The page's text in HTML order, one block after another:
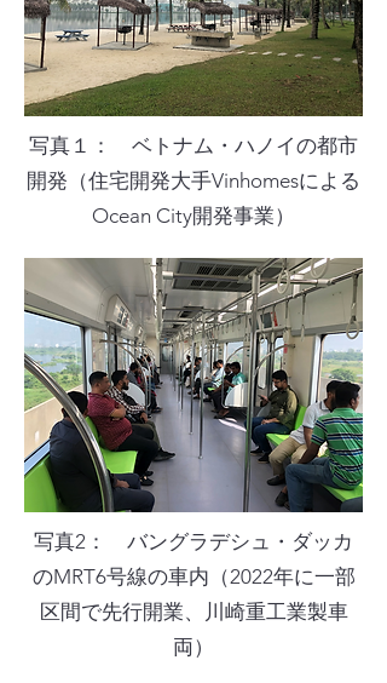
写真１： ベトナム・ハノイの都市
開発（住宅開発大手Vinhomesによる
Ocean City開発事業）
写真2： バングラデシュ・ダッカ
のMRT6号線の車内（2022年に一部
区間で先行開業、川崎重工業製車
両）